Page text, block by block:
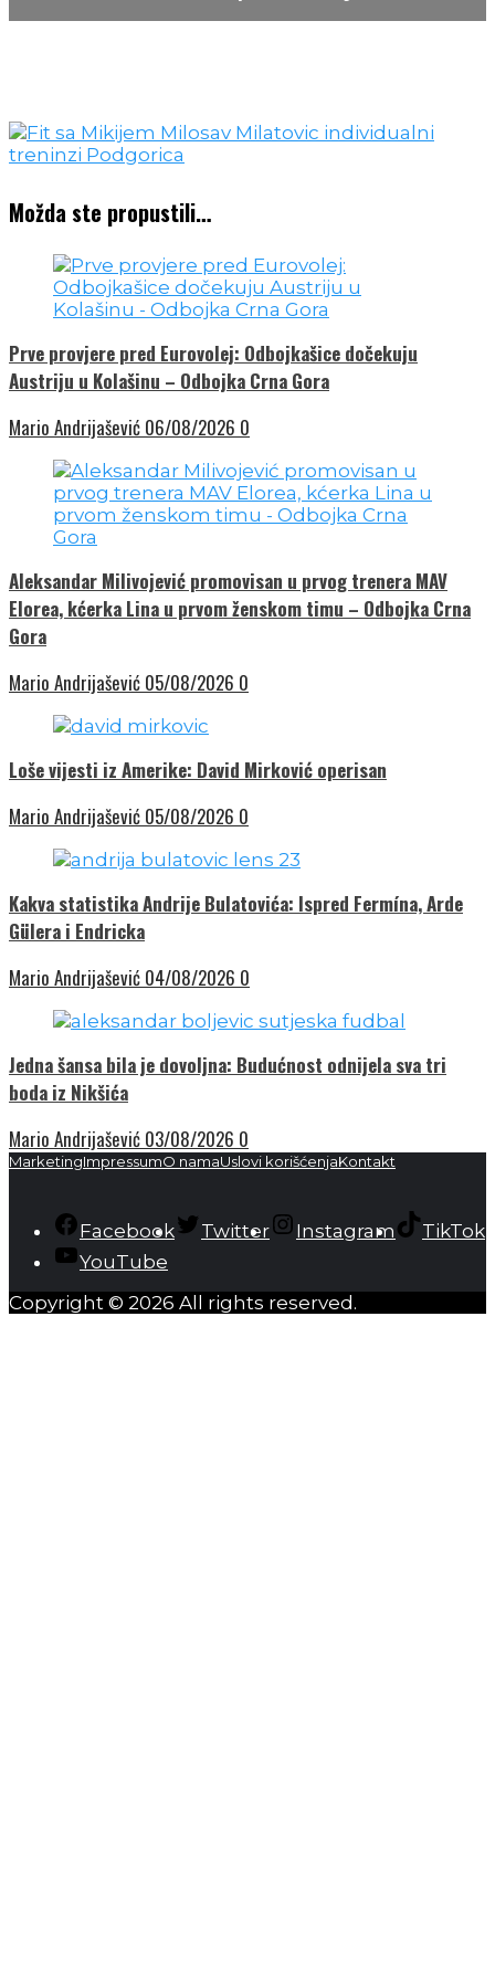
Možda ste propustili…
Prve provjere pred Eurovolej: Odbojkašice dočekuju
Austriju u Kolašinu – Odbojka Crna Gora
Mario Andrijašević 06/08/2026 0
Aleksandar Milivojević promovisan u prvog trenera MAV
Elorea, kćerka Lina u prvom ženskom timu – Odbojka Crna
Gora
Mario Andrijašević 05/08/2026 0
Loše vijesti iz Amerike: David Mirković operisan
Mario Andrijašević 05/08/2026 0
Kakva statistika Andrije Bulatovića: Ispred Fermína, Arde
Gülera i Endricka
Mario Andrijašević 04/08/2026 0
Jedna šansa bila je dovoljna: Budućnost odnijela sva tri
boda iz Nikšića
Mario Andrijašević 03/08/2026 0
MarketingImpressumO namaUslovi korišćenjaKontakt
Facebook Twitter Instagram
TikTok
YouTube
Copyright © 2026 All rights reserved.